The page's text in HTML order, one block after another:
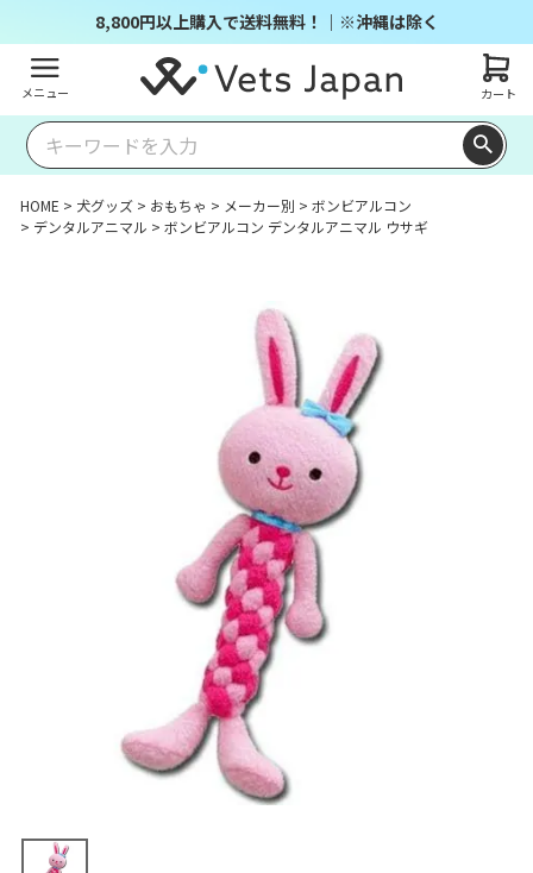
8,800円以上購入で送料無料！｜※沖縄は除く
メニュー カート
HOME 犬グッズ おもちゃ メーカー別
ボンビアルコン
デンタルアニマル
ボンビアルコン デンタルアニマル ウサギ